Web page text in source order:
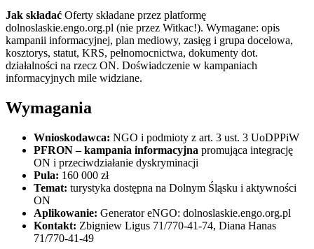
Jak składać Oferty składane przez platformę
dolnoslaskie.engo.org.pl (nie przez Witkac!). Wymagane: opis
kampanii informacyjnej, plan mediowy, zasięg i grupa docelowa,
kosztorys, statut, KRS, pełnomocnictwa, dokumenty dot.
działalności na rzecz ON. Doświadczenie w kampaniach
informacyjnych mile widziane.
Wymagania
Wnioskodawca: NGO i podmioty z art. 3 ust. 3 UoDPPiW
PFRON – kampania informacyjna promująca integrację
ON i przeciwdziałanie dyskryminacji
Pula: 160 000 zł
Temat: turystyka dostępna na Dolnym Śląsku i aktywności
ON
Aplikowanie: Generator eNGO: dolnoslaskie.engo.org.pl
Kontakt: Zbigniew Ligus 71/770-41-74, Diana Hanas
71/770-41-49